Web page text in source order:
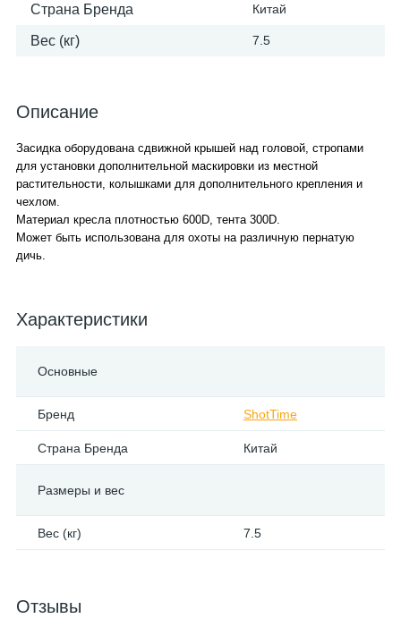
Страна Бренда Китай
Вес (кг) 7.5
Описание
Засидка оборудована сдвижной крышей над головой, стропами
для установки дополнительной маскировки из местной
растительности, колышками для дополнительного крепления и
чехлом.
Материал кресла плотностью 600D, тента 300D.
Может быть использована для охоты на различную пернатую
дичь.
Характеристики
Основные
Бренд ShotTime
Страна Бренда Китай
Размеры и вес
Вес (кг) 7.5
Отзывы